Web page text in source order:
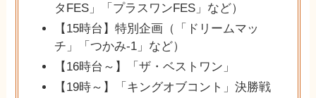
タFES」「プラスワンFES」など）
【15時台】特別企画（「ドリームマッ
チ」「つかみ-1」など）
【16時台～】「ザ・ベストワン」
【19時～】「キングオブコント」決勝戦